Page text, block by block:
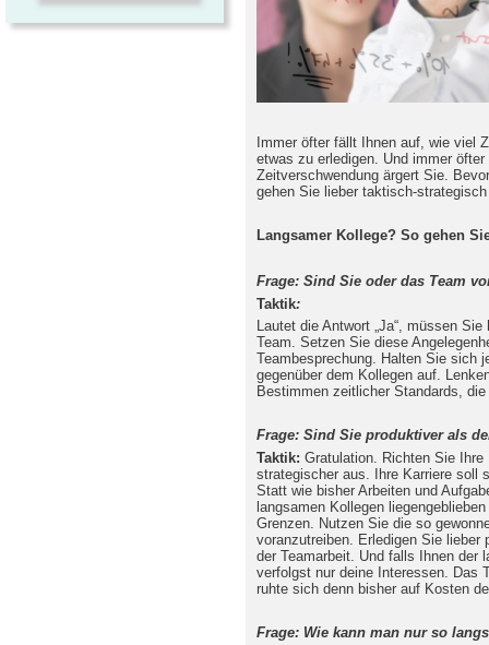
Immer öfter fällt Ihnen auf, wie viel
etwas zu erledigen. Und immer
Zeitverschwendung ärgert Sie.
gehen Sie lieber taktisch-
Langsamer Kollege? So gehen
Frage: Sind Sie oder das Team
Taktik:
Lautet die Antwort „Ja“, müssen
Team. Setzen Sie diese
Teambesprechung. Halten Sie sich
gegenüber dem Kollegen auf.
Bestimmen zeitlicher Standards,
Frage: Sind Sie produktiver als
Taktik: Gratulation. Richten Sie
strategischer aus. Ihre Karriere soll
Statt wie bisher Arbeiten und
langsamen Kollegen
Grenzen. Nutzen Sie die so
voranzutreiben. Erledigen Sie lieber
der Teamarbeit. Und falls Ihnen der
verfolgst nur deine Interessen. Das
ruhte sich denn bisher auf Kosten
Frage: Wie kann man nur so